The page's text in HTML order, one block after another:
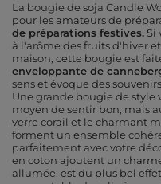
La bougie de soja Candle
pour les amateurs de
de préparations festives. Si
à l'arôme des fruits d'hiver
maison, cette bougie est
enveloppante de
sens et évoque des
Une grande bougie de
moyen de sentir bon, mais
verre corail et le charmant
forment un ensemble
parfaitement avec votre
en coton ajoutent un
allumée, est du plus bel